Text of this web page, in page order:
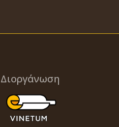
Διοργάνωση